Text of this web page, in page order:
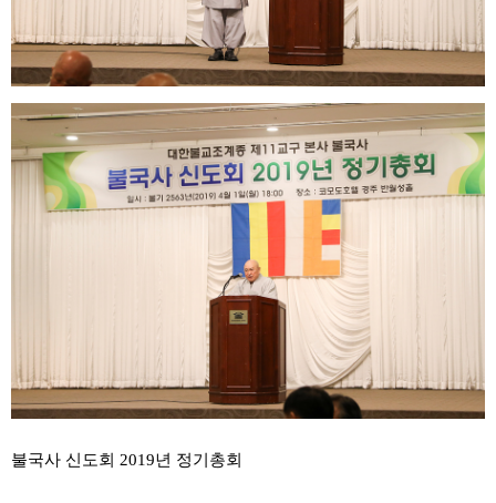
불국사 신도회 2019년 정기총회